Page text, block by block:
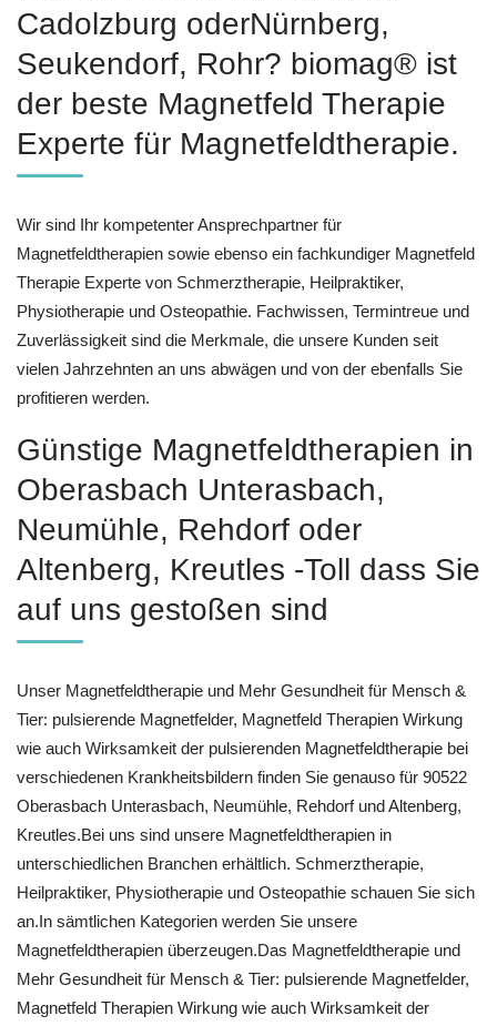
Cadolzburg oderNürnberg,
Seukendorf, Rohr? biomag® ist
der beste Magnetfeld Therapie
Experte für Magnetfeldtherapie.
Wir sind Ihr kompetenter Ansprechpartner für
Magnetfeldtherapien sowie ebenso ein fachkundiger Magnetfeld
Therapie Experte von Schmerztherapie, Heilpraktiker,
Physiotherapie und Osteopathie. Fachwissen, Termintreue und
Zuverlässigkeit sind die Merkmale, die unsere Kunden seit
vielen Jahrzehnten an uns abwägen und von der ebenfalls Sie
profitieren werden.
Günstige Magnetfeldtherapien in
Oberasbach Unterasbach,
Neumühle, Rehdorf oder
Altenberg, Kreutles -Toll dass Sie
auf uns gestoßen sind
Unser Magnetfeldtherapie und Mehr Gesundheit für Mensch &
Tier: pulsierende Magnetfelder, Magnetfeld Therapien Wirkung
wie auch Wirksamkeit der pulsierenden Magnetfeldtherapie bei
verschiedenen Krankheitsbildern finden Sie genauso für 90522
Oberasbach Unterasbach, Neumühle, Rehdorf und Altenberg,
Kreutles.Bei uns sind unsere Magnetfeldtherapien in
unterschiedlichen Branchen erhältlich. Schmerztherapie,
Heilpraktiker, Physiotherapie und Osteopathie schauen Sie sich
an.In sämtlichen Kategorien werden Sie unsere
Magnetfeldtherapien überzeugen.Das Magnetfeldtherapie und
Mehr Gesundheit für Mensch & Tier: pulsierende Magnetfelder,
Magnetfeld Therapien Wirkung wie auch Wirksamkeit der